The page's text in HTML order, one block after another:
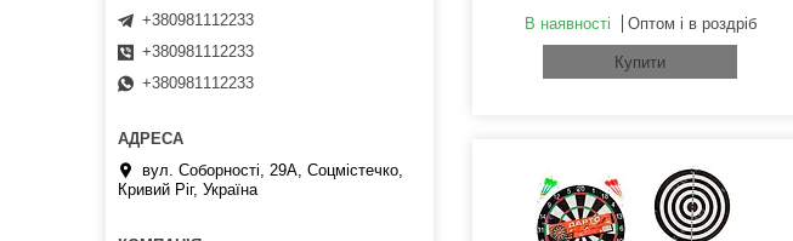
В наявності Оптом і в роздріб
Купити
+380981112233
+380981112233
+380981112233
вул. Соборності, 29А, Соцмістечко,
Кривий Ріг, Україна